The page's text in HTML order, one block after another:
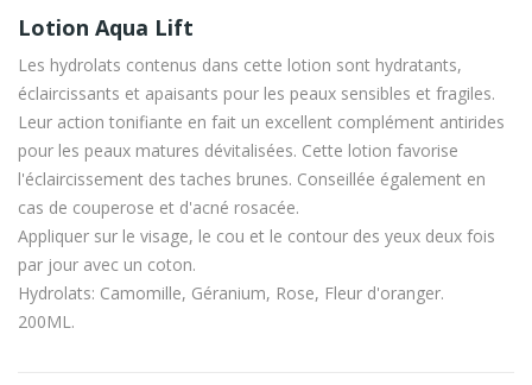
Lotion Aqua Lift
Les hydrolats contenus dans cette lotion sont hydratants,
éclaircissants et apaisants pour les peaux sensibles et fragiles.
Leur action tonifiante en fait un excellent complément antirides
pour les peaux matures dévitalisées. Cette lotion favorise
l'éclaircissement des taches brunes. Conseillée également en
cas de couperose et d'acné rosacée.
Appliquer sur le visage, le cou et le contour des yeux deux fois
par jour avec un coton.
Hydrolats: Camomille, Géranium, Rose, Fleur d'oranger.
200ML.